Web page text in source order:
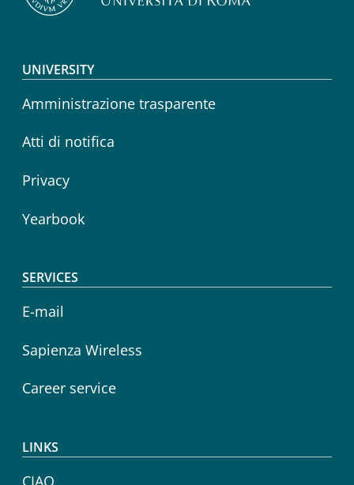
Footer menu
UNIVERSITY
Amministrazione trasparente
Atti di notifica
Privacy
Yearbook
SERVICES
E-mail
Sapienza Wireless
Career service
LINKS
CIAO